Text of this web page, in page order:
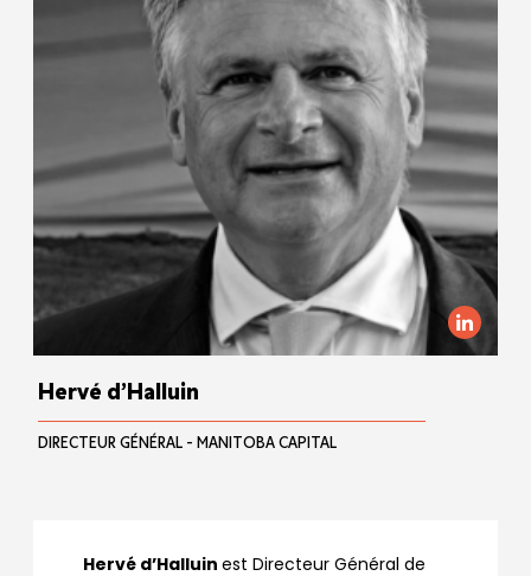
Hervé d’Halluin
DIRECTEUR GÉNÉRAL - MANITOBA CAPITAL
Hervé d’Halluin est Directeur Général de